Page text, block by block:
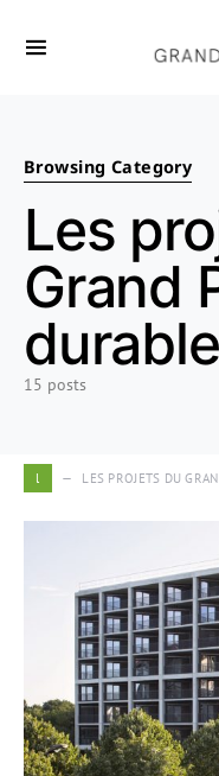
Browsing Category
Les
Grand
durable
15 posts
l LES PROJETS DU